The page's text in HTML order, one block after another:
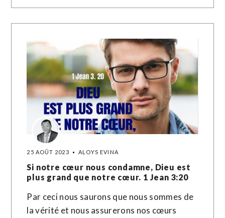
25 AOÛT 2023 ALOYS EVINA
Si notre cœur nous condamne, Dieu est
plus grand que notre cœur. 1 Jean 3:20
Par ceci nous saurons que nous sommes de
la vérité et nous assurerons nos cœurs